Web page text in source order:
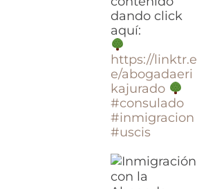
dando click
aquí:
https://linktr.e
e/abogadaeri
kajurado
#consulado
#inmigracion
#uscis